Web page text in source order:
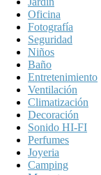
Oficina
Fotografía
Seguridad
Niños
Baño
Entretenimiento
Ventilación
Climatización
Decoración
Sonido HI-FI
Perfumes
Joyeria
Camping